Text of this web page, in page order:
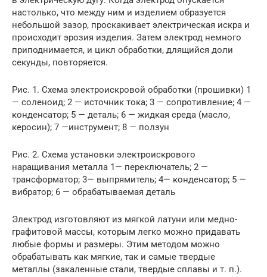
настолько, что между ним и изделием образуется
небольшой зазор, проскакивает электрическая искра и
происходит эрозия изделия. Затем электрод немного
приподнимается, и цикл обработки, длящийся доли
секунды, повторяется.
Рис. 1. Схема электроискровой обработки (прошивки) 1
— соленоид; 2 — источник тока; 3 — сопротивление; 4 —
конденсатор; 5 — деталь; 6 — жидкая среда (масло,
керосин); 7 —инструмент; 8 — ползун
Рис. 2. Схема установки электроискрового
наращивания металла 1— переключатель; 2 —
трансформатор; 3— выпрямитель; 4— конденсатор; 5 —
вибратор; 6 — обрабатываемая деталь
Электрод изготовляют из мягкой латуни или медно-
графитовой массы, которым легко можно придавать
любые формы и размеры. Этим методом можно
обрабатывать как мягкие, так и самые твердые
металлы (закаленные стали, твердые сплавы и т. п.).